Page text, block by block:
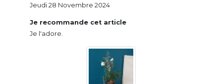
Je recommande cet article
Je l'adore.
Jeudi 28 Novembre 2024